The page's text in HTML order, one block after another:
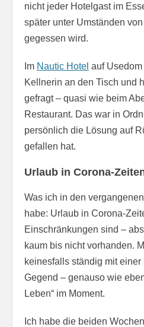
nicht jeder Hotelgast im
später unter Umständen
gegessen wird.
Im Nautic Hotel auf
Kellnerin an den Tisch und
gefragt – quasi wie beim
Restaurant. Das war in
persönlich die Lösung auf
gefallen hat.
Urlaub in Corona-
Was ich in den
habe: Urlaub in Corona-
Einschränkungen sind –
kaum bis nicht vorhanden.
keinesfalls ständig mit
Gegend – genauso wie
Leben“ im Moment.
Ich habe die beiden